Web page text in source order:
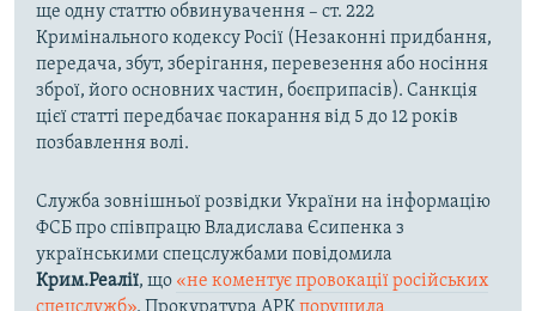
ще одну статтю обвинувачення – ст. 222
Кримінального кодексу Росії (Незаконні придбання,
передача, збут, зберігання, перевезення або носіння
зброї, його основних частин, боєприпасів). Санкція
цієї статті передбачає покарання від 5 до 12 років
позбавлення волі.
Служба зовнішньої розвідки України на інформацію
ФСБ про співпрацю Владислава Єсипенка з
українськими спецслужбами повідомила
Крим.Реалії, що «не коментує провокації російських